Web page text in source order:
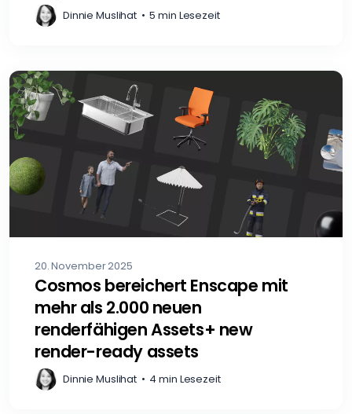
Dinnie Muslihat • 5 min Lesezeit
20. November 2025
Cosmos bereichert Enscape mit
mehr als 2.000 neuen
renderfähigen Assets+ new
render-ready assets
Dinnie Muslihat • 4 min Lesezeit